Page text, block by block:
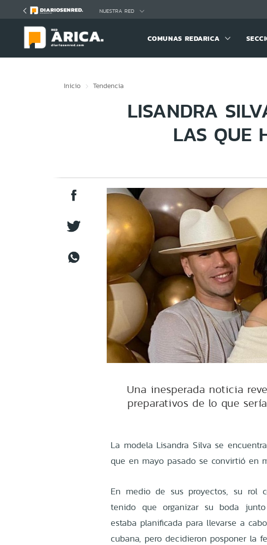
NUESTRA RED
COMUNAS REDARICA
Inicio Tendencia
LISANDRA
LAS QUE
Una inesperada noticia
preparativos de lo que
La modela Lisandra Silva se
que en mayo pasado se convirtió en
En medio de sus proyectos, su rol
tenido que organizar su boda
estaba planificada para llevarse a
cubana, pero decidieron posponer la